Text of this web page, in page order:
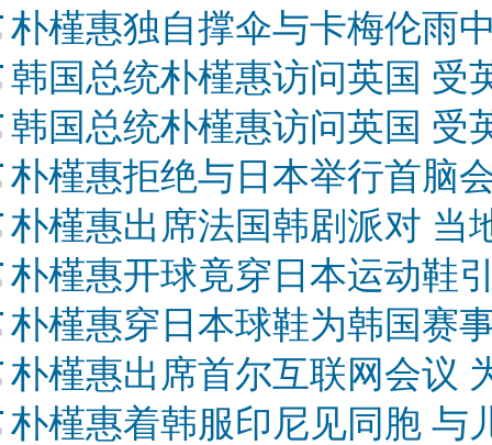
朴槿惠独自撑伞与卡梅伦雨
韩国总统朴槿惠访问英国 受
韩国总统朴槿惠访问英国 受
朴槿惠拒绝与日本举行首脑
朴槿惠出席法国韩剧派对 当
朴槿惠开球竟穿日本运动鞋
朴槿惠穿日本球鞋为韩国赛
朴槿惠出席首尔互联网会议
朴槿惠着韩服印尼见同胞 与